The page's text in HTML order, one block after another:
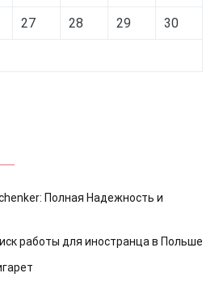
27 28 29 30
Полная Надежность и
работы для иностранца в Польше